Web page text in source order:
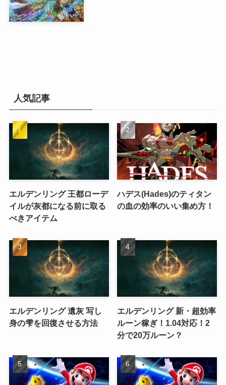
人気記事
エルデンリング 王都ローデ
イルが灰都になる前に取る
べきアイテム
ハデス(Hades)のティタン
の血の効率のいい集め方！
エルデンリング 遺灰 写し
身の雫を回復させる方法
エルデンリング 新・超効率
ルーン稼ぎ！1.04対応！2
分で20万ルーン？